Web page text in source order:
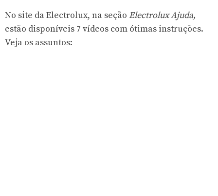
No site da Electrolux, na seção Electrolux Ajuda,
estão disponíveis 7 vídeos com ótimas instruções.
Veja os assuntos: